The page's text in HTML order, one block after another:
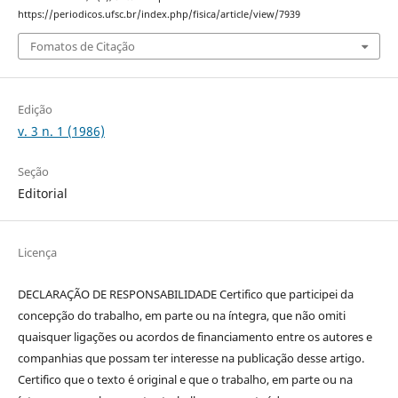
https://periodicos.ufsc.br/index.php/fisica/article/view/7939
Fomatos de Citação
Edição
v. 3 n. 1 (1986)
Seção
Editorial
Licença
DECLARAÇÃO DE RESPONSABILIDADE Certifico que participei da
concepção do trabalho, em parte ou na íntegra, que não omiti
quaisquer ligações ou acordos de financiamento entre os autores e
companhias que possam ter interesse na publicação desse artigo.
Certifico que o texto é original e que o trabalho, em parte ou na